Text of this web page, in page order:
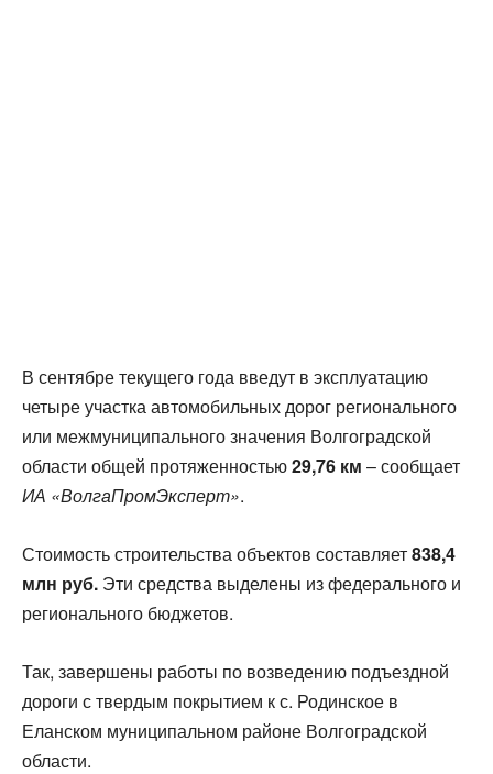
В сентябре текущего года введут в эксплуатацию
четыре участка автомобильных дорог регионального
или межмуниципального значения Волгоградской
области общей протяженностью29,76 км – сообщает
ИА «ВолгаПромЭксперт».
Стоимость строительства объектов составляет838,4
млн руб. Эти средства выделены из федерального и
регионального бюджетов.
Так, завершены работы по возведению подъездной
дороги с твердым покрытием к с. Родинское в
Еланском муниципальном районе Волгоградской
области.